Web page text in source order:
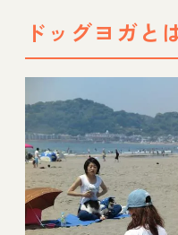
ドッグヨガと